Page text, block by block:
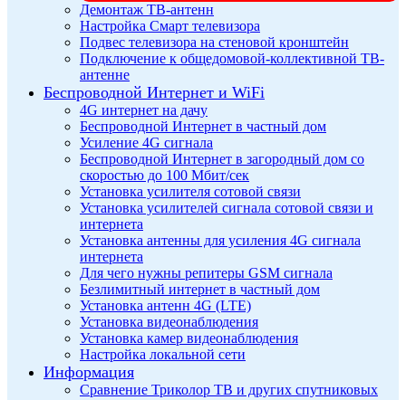
Демонтаж ТВ-антенн
Настройка Смарт телевизора
Подвес телевизора на стеновой кронштейн
Подключение к общедомовой-коллективной ТВ-
антенне
Беспроводной Интернет и WiFi
4G интернет на дачу
Беспроводной Интернет в частный дом
Усиление 4G сигнала
Беспроводной Интернет в загородный дом со
скоростью до 100 Мбит/сек
Установка усилителя сотовой связи
Установка усилителей сигнала сотовой связи и
интернета
Установка антенны для усиления 4G сигнала
интернета
Для чего нужны репитеры GSM сигнала
Безлимитный интернет в частный дом
Установка антенн 4G (LTE)
Установка видеонаблюдения
Установка камер видеонаблюдения
Настройка локальной сети
Информация
Сравнение Триколор ТВ и других спутниковых